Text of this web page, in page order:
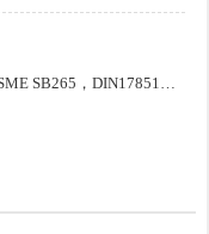
执行标准： GB3461-2007，ASTM B265，ASME SB265，DIN17851，TiA16Zr5Mo1.5，JIS4100-2007